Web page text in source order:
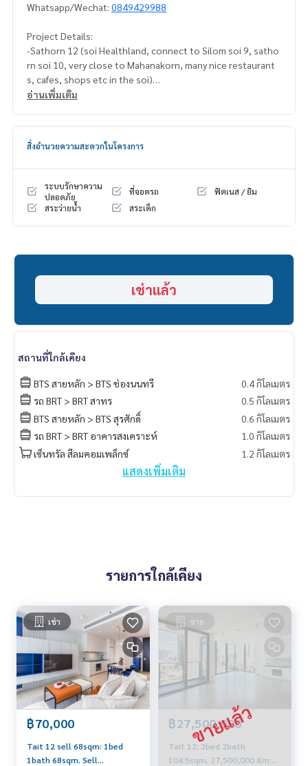
Whatsapp/Wechat: 0849429988
Project Details:
-Sathorn 12 (soi Healthland, connect to Silom soi 9, satho
rn soi 10, very close to Mahanakorn, many nice restaurant
s, cafes, shops etc in the soi)
-160 meter to BTS St Louis
-Conventional Parking 90%
-Concierge Service
-Smeg, Kasch, Art DNA appliances.
-Full Height mirrors
-VRV air condition system with no Air Compressor
-Single Corridor
-Common fee 110bht./sqm. Sinking Fund 900 bht./sqm.
#petfriendlycondoforsalesathorn #petcriendlycondoforse
#petfriendlycondo #luxurycondoforsalesathorn #luxuryco
#luxurycondosathornnearbts
#propertytown
อ่านเพิ่มเติม
สิ่งอำนวยความสะดวกในโครงการ
ระบบรักษาความ
ปลอดภัย
ที่จอดรถ
ฟิตเนส / ยิม
สระว่ายน้ำ
สระเด็ก
เช่าแล้ว
สถานที่ใกล้เคียง
BTS สายหลัก > BTS ช่องนนทรี
0.4 กิโลเมตร
รถ BRT > BRT สาทร
0.5 กิโลเมตร
BTS สายหลัก > BTS สุรศักดิ์
0.6 กิโลเมตร
รถ BRT > BRT อาคารสงเคราะห์
1.0 กิโลเมตร
เซ็นทรัล สีลมคอมเพล็กซ์
1.2 กิโลเมตร
แสดงเพิ่มเติม
รายการใกล้เคียง
เช่า
฿70,000
Tait 12 sell 68sqm: 1bed
1bath 68sqm. Sell
ขาย
฿27,500,000
Tait 12: 2bed 2bath
104.5sqm. 27,500,000 Am: